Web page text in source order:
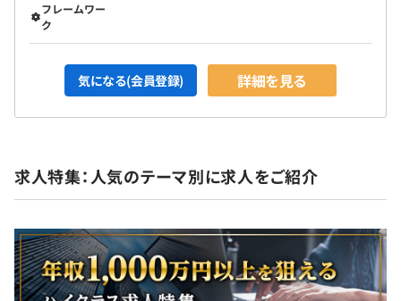
フレームワー
ク
気になる(会員登録) 詳細を見る
求人特集：人気のテーマ別に求人をご紹介